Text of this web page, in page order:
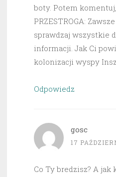
boty. Potem
PRZESTROGA:
sprawdzaj wszystkie
informacji. Jak Ci
kolonizacji wyspy
Odpowiedz
gosc
17
Co Ty bredzisz? A jak